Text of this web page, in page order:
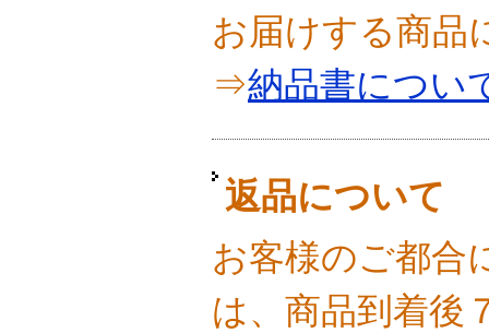
お届けする商品
⇒納品書につい
返品について
お客様のご都合
は、商品到着後